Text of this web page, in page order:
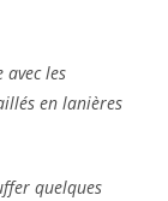
avec les
en lanières
quelques